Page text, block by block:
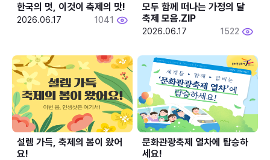
한국의 멋, 이것이 축제의 맛!
2026.06.17 1041
모두 함께 떠나는 가정의 달
축제 모음.ZIP
2026.06.17 1522
설렘 가득, 축제의 봄이 왔어
요!
문화관광축제 열차에 탑승하
세요!